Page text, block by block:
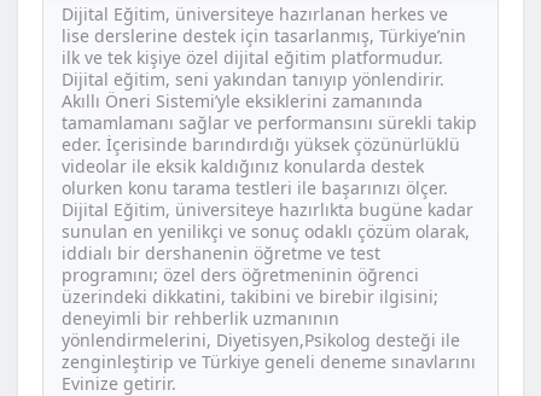
Dijital Eğitim, üniversiteye hazırlanan herkes ve
lise derslerine destek için tasarlanmış, Türkiye’nin
ilk ve tek kişiye özel dijital eğitim platformudur.
Dijital eğitim, seni yakından tanıyıp yönlendirir.
Akıllı Öneri Sistemi’yle eksiklerini zamanında
tamamlamanı sağlar ve performansını sürekli takip
eder. İçerisinde barındırdığı yüksek çözünürlüklü
videolar ile eksik kaldığınız konularda destek
olurken konu tarama testleri ile başarınızı ölçer.
Dijital Eğitim, üniversiteye hazırlıkta bugüne kadar
sunulan en yenilikçi ve sonuç odaklı çözüm olarak,
iddialı bir dershanenin öğretme ve test
programını; özel ders öğretmeninin öğrenci
üzerindeki dikkatini, takibini ve birebir ilgisini;
deneyimli bir rehberlik uzmanının
yönlendirmelerini, Diyetisyen,Psikolog desteği ile
zenginleştirip ve Türkiye geneli deneme sınavlarını
Evinize getirir.